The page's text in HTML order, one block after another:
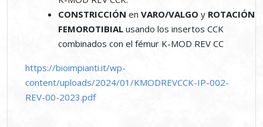
CONSTRICCIÓN en VARO/VALGO y ROTACIÓN
FEMOROTIBIAL usando los insertos CCK
combinados con el fémur K-MOD REV CC
https://bioimpianti.it/wp-
content/uploads/2024/01/KMODREVCCK-IP-002-
REV-00-2023.pdf